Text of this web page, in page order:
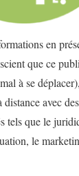
en
que ce
à se
avec
tels que le
le